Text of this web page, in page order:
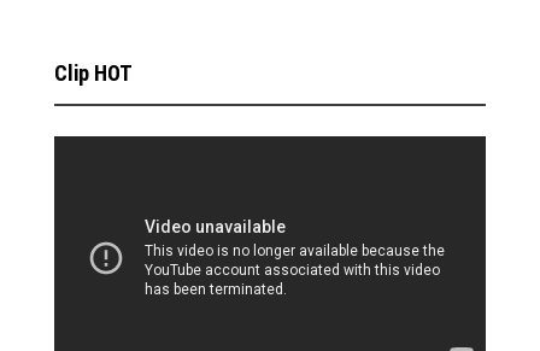
Clip HOT